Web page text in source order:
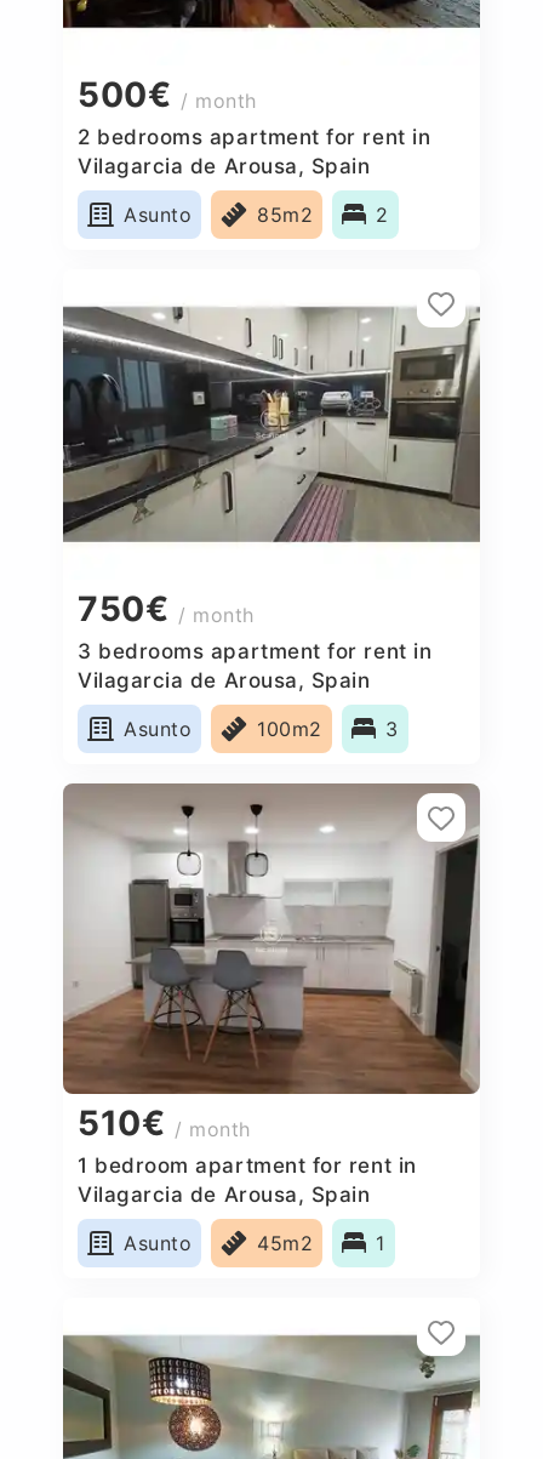
500€ / month
2 bedrooms apartment for rent in
Vilagarcia de Arousa, Spain
Asunto
85m2 2
750€ / month
3 bedrooms apartment for rent in
Vilagarcia de Arousa, Spain
Asunto
100m2 3
510€ / month
1 bedroom apartment for rent in
Vilagarcia de Arousa, Spain
Asunto
45m2 1